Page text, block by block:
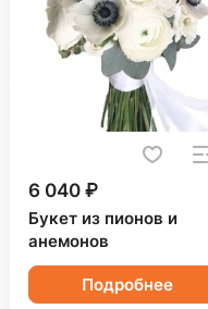
6 040 ₽
Букет из пионов и
анемонов
Подробнее